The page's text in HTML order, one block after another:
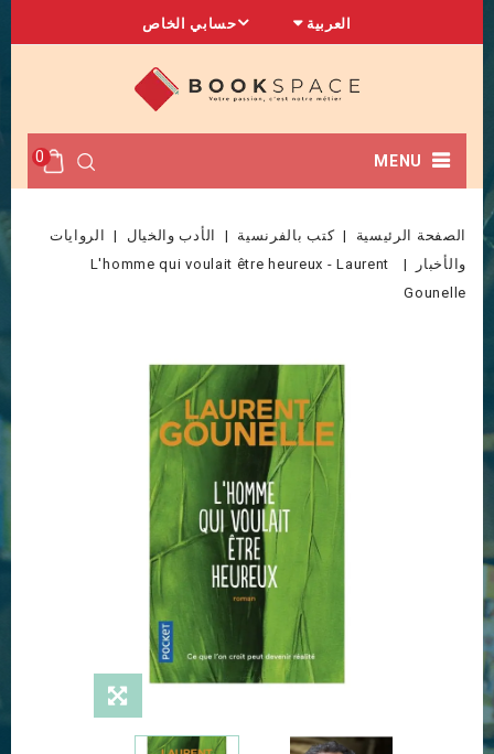
العربية حسابي الخاص
0 MENU
الصفحة الرئيسية كتب بالفرنسية الأدب والخيال
الروايات
والأخبار
L'homme qui voulait être heureux - Laurent
Gounelle